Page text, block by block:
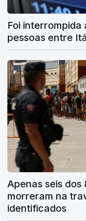
Foi
pessoas entre
Apenas seis dos
morreram na
identificados